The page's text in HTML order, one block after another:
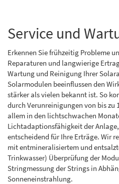
Service und
Erkennen Sie frühzeitig Probleme
Reparaturen und langwierige
Wartung und Reinigung Ihrer
Solarmodulen beeinflussen den
stärker als vielen bekannt ist. So
durch Verunreinigungen von bis zu
allem in den lichtschwachen
Lichtadaptionsfähigkeit der
entscheidend für Ihre Erträge. Wir
mit entmineralisiertem und
Trinkwasser) Überprüfung der
Stringmessung der Strings in
Sonneneinstrahlung.